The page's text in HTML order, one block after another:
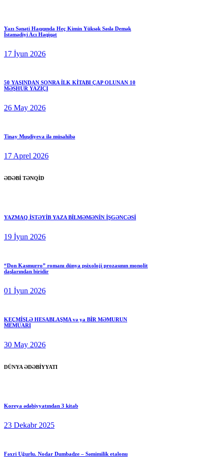
Yazı Sənəti Haqqında Heç Kimin Yüksək Səslə Demək
İstəmədiyi Acı Həqiqət
17 İyun 2026
50 YAŞINDAN SONRA İLK KİTABI ÇAP OLUNAN 10
MƏŞHUR YAZIÇI
26 May 2026
Tinay Muşdiyeva ilə müsahibə
17 Aprel 2026
ƏDƏBİ TƏNQİD
YAZMAQ İSTƏYİB YAZA BİLMƏMƏNİN İŞGƏNCƏSİ
19 İyun 2026
“Don Kasmurro” romanı dünya psixoloji prozasının monolit
daşlarından biridir
01 İyun 2026
KEÇMİŞLƏ HESABLAŞMA və ya BİR MƏMURUN
MEMUARI
30 May 2026
DÜNYA ƏDƏBİYYATI
Koreya ədəbiyyatından 3 kitab
23 Dekabr 2025
Fəxri Uğurlu. Nodar Dumbadze – Səmimilik etalonu